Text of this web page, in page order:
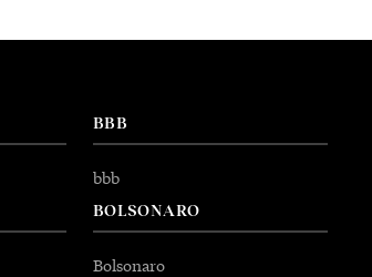
BBB
bbb
BOLSONARO
Bolsonaro